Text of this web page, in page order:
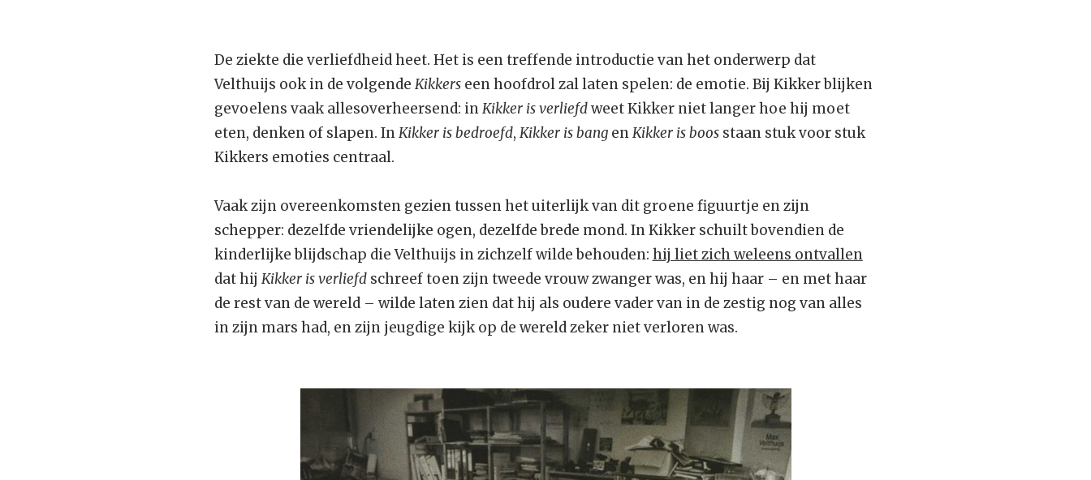
De ziekte die verliefdheid heet. Het is een treffende introductie van het onderwerp dat
Velthuijs ook in de volgende Kikkerseen hoofdrol zal laten spelen: de emotie. Bij Kikker blijken
gevoelens vaak allesoverheersend: inKikker is verliefdweet Kikker niet langer hoe hij moet
eten, denken of slapen. InKikker is bedroefd, Kikker is bangenKikker is boosstaan stuk voor stuk
Kikkers emoties centraal.
Vaak zijn overeenkomsten gezien tussen het uiterlijk van dit groene figuurtje en zijn
schepper: dezelfde vriendelijke ogen, dezelfde brede mond. In Kikker schuilt bovendien de
kinderlijke blijdschap die Velthuijs in zichzelf wilde behouden: hij liet zich weleens ontvallen
dat hij Kikker is verliefdschreef toen zijn tweede vrouw zwanger was, en hij haar – en met haar
de rest van de wereld – wilde laten zien dat hij als oudere vader van in de zestig nog van alles
in zijn mars had, en zijn jeugdige kijk op de wereld zeker niet verloren was.